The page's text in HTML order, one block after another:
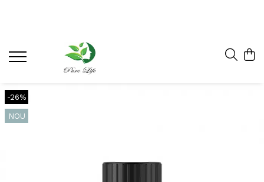
-26%
NOU